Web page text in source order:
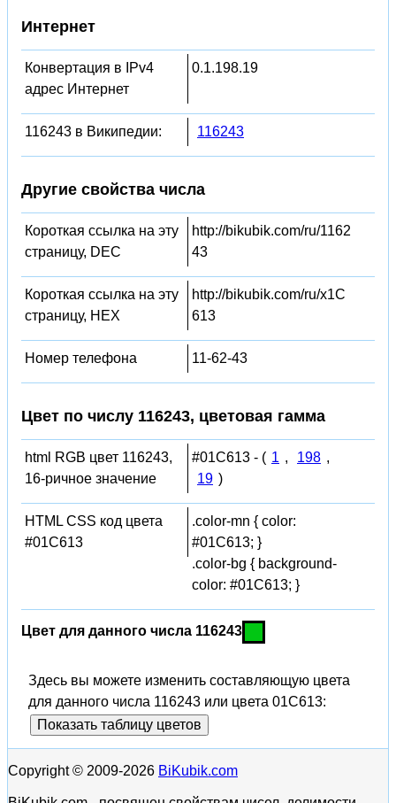
Интернет
Конвертация в IPv4
адрес Интернет
0.1.198.19
116243 в Википедии: 116243
Другие свойства числа
Короткая ссылка на эту
страницу, DEC
http://bikubik.com/ru/1162
43
Короткая ссылка на эту
страницу, HEX
http://bikubik.com/ru/x1C
613
Номер телефона 11-62-43
Цвет по числу 116243, цветовая гамма
html RGB цвет 116243,
16-ричное значение
#01C613 - ( 1 , 198 ,
19 )
HTML CSS код цвета
#01C613
.color-mn { color:
#01C613; }
.color-bg { background-
color: #01C613; }
Цвет для данного числа 116243
Здесь вы можете изменить составляющую цвета
для данного числа 116243 или цвета 01C613:
Показать таблицу цветов
Copyright © 2009-2026 BiKubik.com